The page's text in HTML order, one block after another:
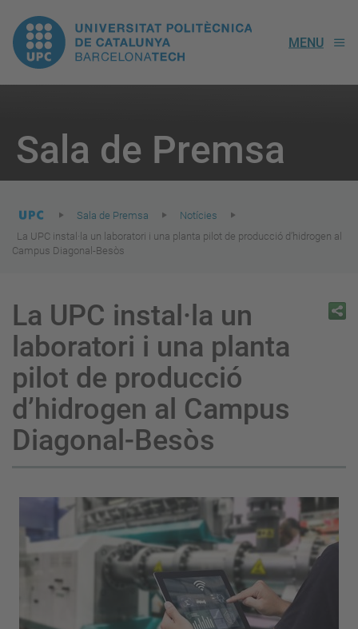
UPC.
Universitat
de
Catalunya
MENU
Sala de Premsa
here:
Sala de Premsa
Notícies
La UPC instal·la un laboratori i una planta pilot de producció d’hidrogen al
Campus Diagonal-Besòs
La UPC instal·la un
laboratori i una planta
pilot de producció
d’hidrogen al Campus
Diagonal-Besòs